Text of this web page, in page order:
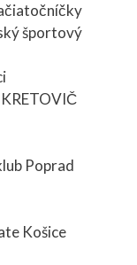
športový
Poprad
Košice